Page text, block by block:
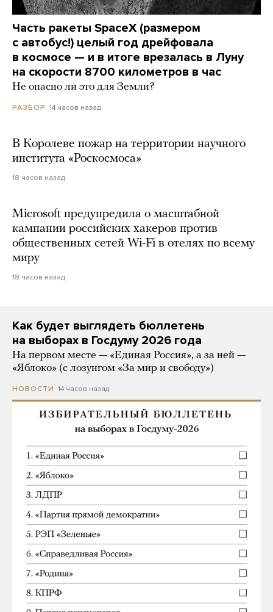
Часть ракеты SpaceX (размером
с автобус!) целый год дрейфовала
в космосе — и в итоге врезалась в Луну
на скорости 8700 километров в час
Не опасно ли это для Земли?
РАЗБОР 14 часов назад
В Королеве пожар на территории научного
института «Роскосмоса»
18 часов назад
Microsoft предупредила о масштабной
кампании российских хакеров против
общественных сетей Wi-Fi в отелях по всему
миру
18 часов назад
Как будет выглядеть бюллетень
на выборах в Госдуму 2026 года
На первом месте — «Единая Россия», а за ней —
«Яблоко» (с лозунгом «За мир и свободу»)
НОВОСТИ 14 часов назад